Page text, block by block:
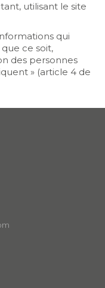
utilisant le site
qui
ce soit,
des personnes
» (article 4 de